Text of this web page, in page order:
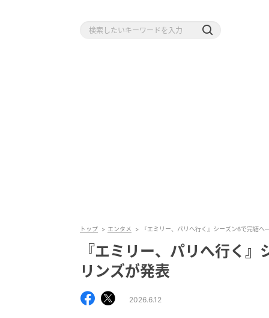
トップ エンタメ 『エミリー、パリへ行く』シーズン6で完結
『エミリー、パリへ行く
リンズが発表
2026.6.12